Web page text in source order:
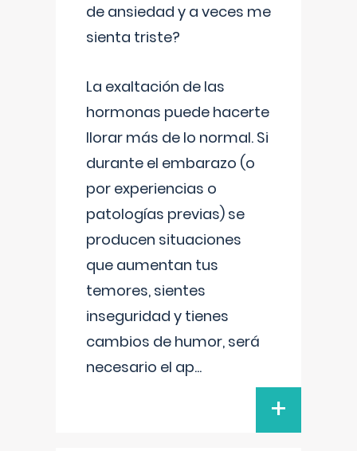
de ansiedad y a veces me
sienta triste?
La exaltación de las
hormonas puede hacerte
llorar más de lo normal. Si
durante el embarazo (o
por experiencias o
patologías previas) se
producen situaciones
que aumentan tus
temores, sientes
inseguridad y tienes
cambios de humor, será
necesario el ap...
+